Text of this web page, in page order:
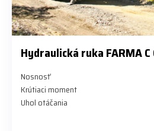
Hydraulická ruka FARMA C
Nosnosť
Krútiaci moment
Uhol otáčania